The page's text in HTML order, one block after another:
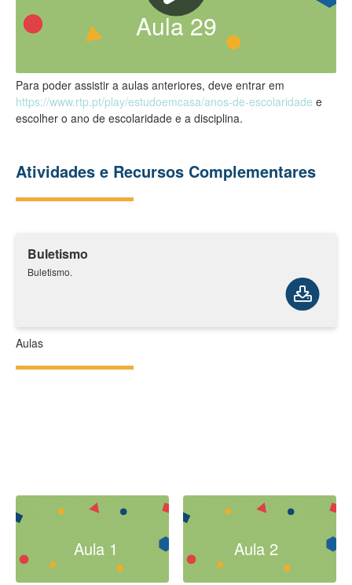
Aula29
Para poder assistir a aulas anteriores, deve entrar em
https://www.rtp.pt/play/estudoemcasa/anos-de-escolaridade e
escolher o ano de escolaridade e a disciplina.
Atividades e Recursos Complementares
Buletismo
Buletismo.
Aulas
Aula 1 Aula 2